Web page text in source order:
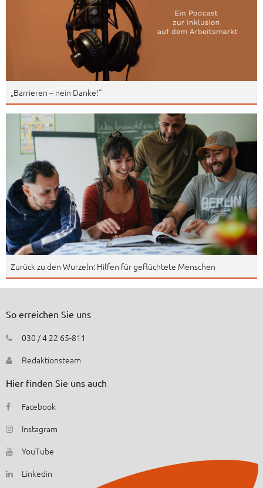
„Barrieren – nein Danke!“
Zurück zu den Wurzeln: Hilfen für geflüchtete Menschen
So erreichen Sie uns
030 / 4 22 65-811
Redaktionsteam
Hier finden Sie uns auch
Facebook
Instagram
YouTube
Linkedin